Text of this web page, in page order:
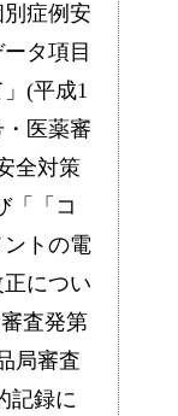
症例安
タ項目
(平成1
医薬審
全対策
「「コ
トの電
につい
査発第
局審査
記録に